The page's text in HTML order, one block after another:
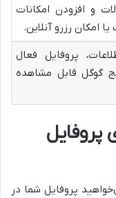
و افزودن امکانات
امکان رزرو آنلاین.
پروفایل فعال
گوگل قابل مشاهده
پروفایل
پروفایل شما در